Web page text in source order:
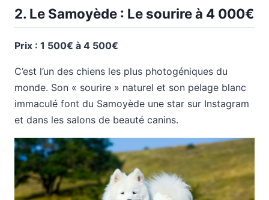
2. Le Samoyède : Le sourire à 4 000€
Prix : 1 500€ à 4 500€
C’est l’un des chiens les plus photogéniques du
monde. Son « sourire » naturel et son pelage blanc
immaculé font du Samoyède une star sur Instagram
et dans les salons de beauté canins.